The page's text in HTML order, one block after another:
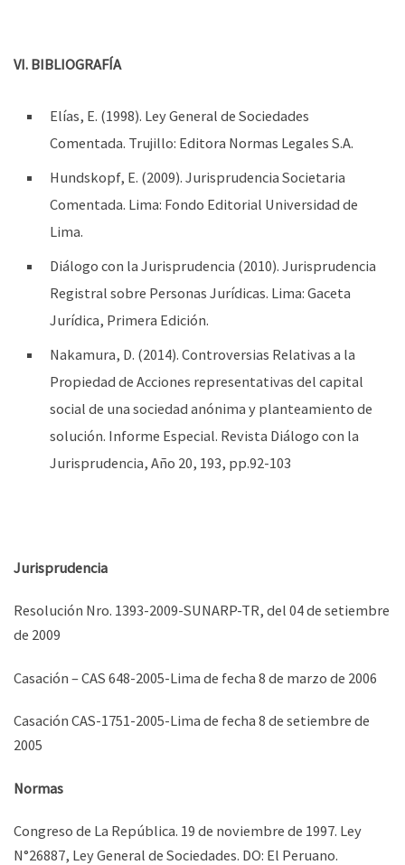
VI. BIBLIOGRAFÍA
Elías, E. (1998). Ley General de Sociedades
Comentada. Trujillo: Editora Normas Legales S.A.
Hundskopf, E. (2009). Jurisprudencia Societaria
Comentada. Lima: Fondo Editorial Universidad de
Lima.
Diálogo con la Jurisprudencia (2010). Jurisprudencia
Registral sobre Personas Jurídicas. Lima: Gaceta
Jurídica, Primera Edición.
Nakamura, D. (2014). Controversias Relativas a la
Propiedad de Acciones representativas del capital
social de una sociedad anónima y planteamiento de
solución. Informe Especial. Revista Diálogo con la
Jurisprudencia, Año 20, 193, pp.92-103
Jurisprudencia
Resolución Nro. 1393-2009-SUNARP-TR, del 04 de setiembre
de 2009
Casación – CAS 648-2005-Lima de fecha 8 de marzo de 2006
Casación CAS-1751-2005-Lima de fecha 8 de setiembre de
2005
Normas
Congreso de La República. 19 de noviembre de 1997. Ley
N°26887, Ley General de Sociedades. DO: El Peruano.